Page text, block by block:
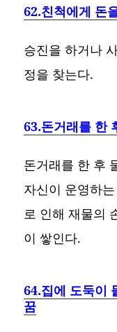
62.친척에게 돈
승진을 하거나
정을 찾는다.
63.돈거래를 한
돈거래를 한 후
자신이 운영하
로 인해 재물의
이 쌓인다.
64.집에 도둑이
꿈